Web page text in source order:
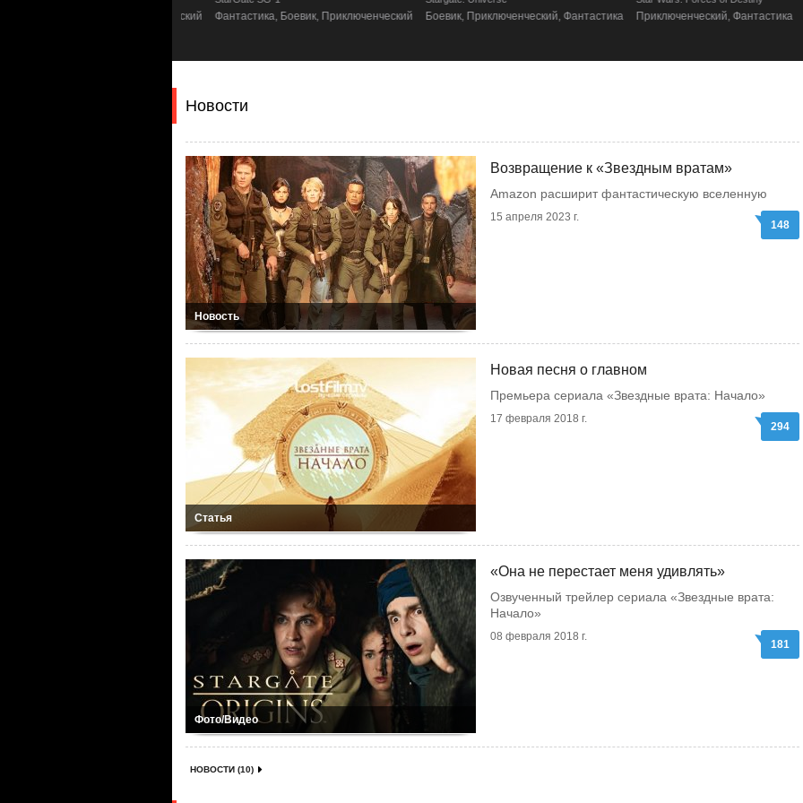
Фантастика, Боевик, Приключенческий Боевик, Приключенческий, Фантастика Приключенческий, Фантастика
Новости
Новость
Возвращение к «Звездным вратам»
Amazon расширит фантастическую вселенную
15 апреля 2023 г.
148
Статья
Новая песня о главном
Премьера сериала «Звездные врата: Начало»
17 февраля 2018 г.
294
Фото/Видео
«Она не перестает меня удивлять»
Озвученный трейлер сериала «Звездные врата:
Начало»
08 февраля 2018 г.
181
НОВОСТИ (10)